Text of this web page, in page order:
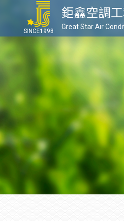
SINCE1998
鉅鑫空調
Great Star Air